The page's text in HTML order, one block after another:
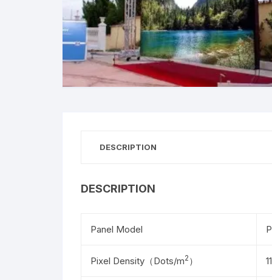
DESCRIPTION
DESCRIPTION
Panel Model
Pixel Density（Dots/m2 ）